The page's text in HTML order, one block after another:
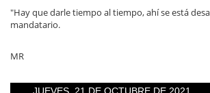
"Hay que darle tiempo al tiempo, ahí se está
mandatario.
MR
JUEVES, 21 DE OCTUBRE DE 2021